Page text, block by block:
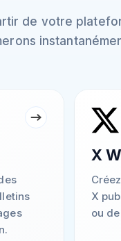
de votre
X
X
ou